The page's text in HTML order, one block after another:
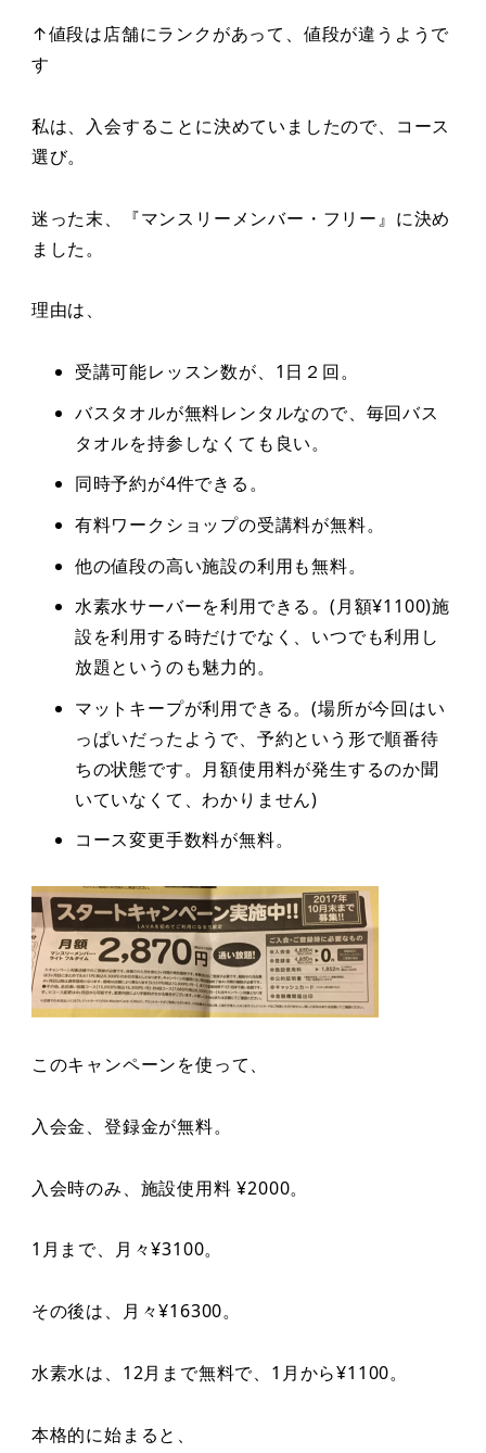
↑値段は店舗にランクがあって、値段が違うようで
す
私は、入会することに決めていましたので、コース
選び。
迷った末、『マンスリーメンバー・フリー』に決め
ました。
理由は、
受講可能レッスン数が、1日２回。
バスタオルが無料レンタルなので、毎回バス
タオルを持参しなくても良い。
同時予約が4件できる。
有料ワークショップの受講料が無料。
他の値段の高い施設の利用も無料。
水素水サーバーを利用できる。(月額¥1100)施
設を利用する時だけでなく、いつでも利用し
放題というのも魅力的。
マットキープが利用できる。(場所が今回はい
っぱいだったようで、予約という形で順番待
ちの状態です。月額使用料が発生するのか聞
いていなくて、わかりません)
コース変更手数料が無料。
このキャンペーンを使って、
入会金、登録金が無料。
入会時のみ、施設使用料 ¥2000。
1月まで、月々¥3100。
その後は、月々¥16300。
水素水は、12月まで無料で、1月から¥1100。
本格的に始まると、